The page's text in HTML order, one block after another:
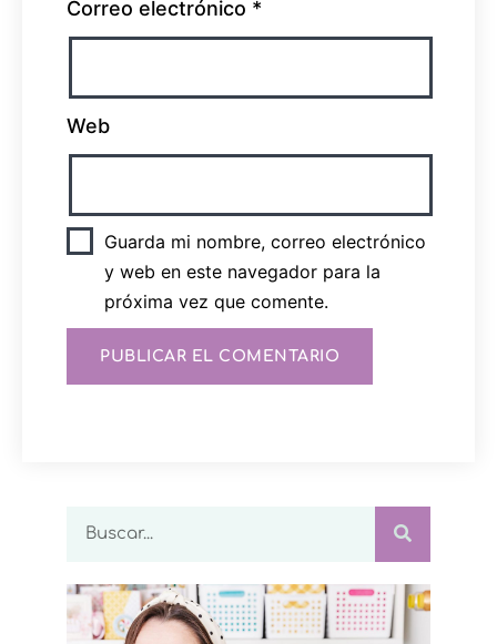
Correo electrónico *
Web
Guarda mi nombre, correo electrónico
y web en este navegador para la
próxima vez que comente.